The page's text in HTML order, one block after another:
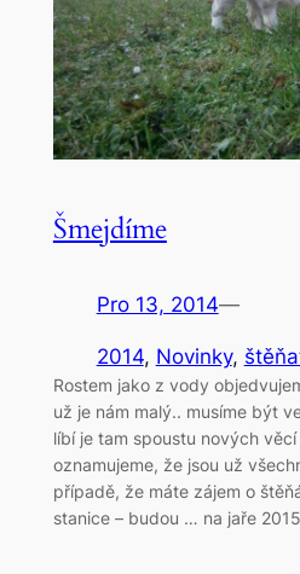
Šmejdíme
Pro 13, 2014—
2014, Novinky,
Rostem jako z vody
už je nám malý.. musíme být
líbí je tam spoustu nových
oznamujeme, že jsou už
případě, že máte zájem o
stanice – budou … na jaře